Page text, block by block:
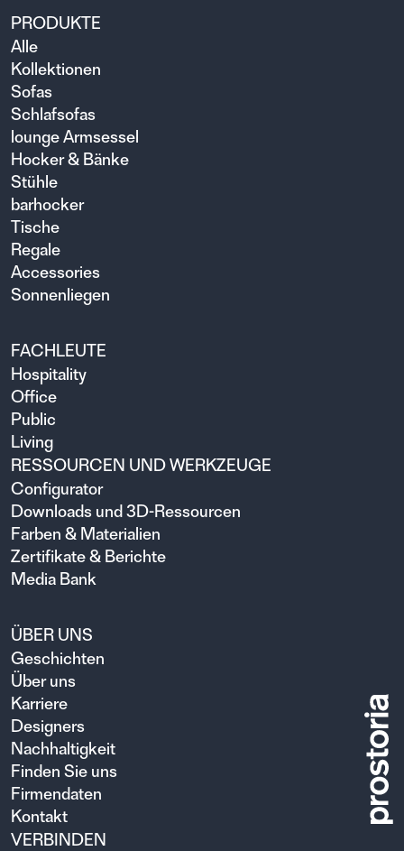
PRODUKTE
Alle
Kollektionen
Sofas
Schlafsofas
lounge Armsessel
Hocker & Bänke
Stühle
barhocker
Tische
Regale
Accessories
Sonnenliegen
FACHLEUTE
Hospitality
Office
Public
Living
RESSOURCEN UND WERKZEUGE
Configurator
Downloads und 3D-Ressourcen
Farben & Materialien
Zertifikate & Berichte
Media Bank
ÜBER UNS
Geschichten
Über uns
Karriere
Designers
Nachhaltigkeit
Finden Sie uns
Firmendaten
Kontakt
VERBINDEN